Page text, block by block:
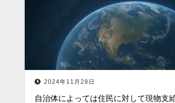
2024年11月28日
自治体によっては住民に対して現物支